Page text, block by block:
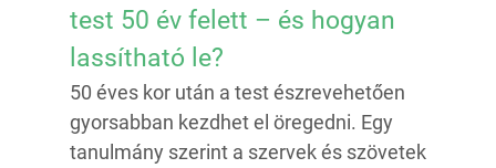
test 50 év felett – és hogyan
lassítható le?
50 éves kor után a test észrevehetően
gyorsabban kezdhet el öregedni. Egy
tanulmány szerint a szervek és szövetek